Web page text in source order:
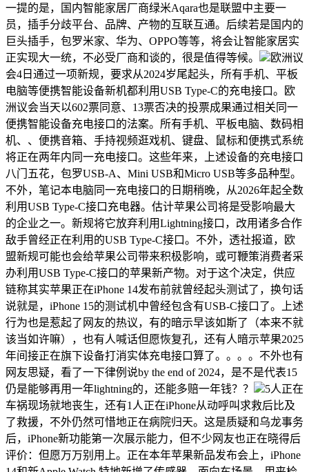
一提的是，国内智能家居厂商绿米Aqara也是联盟中主要一
员，插手分歧平台、品牌、产物的互联互通。后续若是国内的
巨头插手，包罗米家、华为、OPPO等等，将会让智能家居实
正实现大一统，不必受厂商和谈的，很是值得等候。
欧洲议
会4日通过一项新规，要求从2024岁尾起头，所有手机、平板
电脑等便携智能设备新机都利用USB Type-C的充电接口。欧
洲议会当天以602票同意、13票否决的投票成果通过相关同一
便携智能设备充电接口的法案。所有手机、平板电脑、数码相
机、、便携音箱、手持视频逛戏机、键盘、鼠标和便携式系统
将正在两年内同一充电接口。这些年来，上述设备的充电接口
八门五花，包罗USB-A、Mini USB和Micro USB等多品种型。
不外，笔记本电脑同一充电接口的日期稍晚，从2026年起全数
利用USB Type-C接口充电器。估计苹果公司将是受影响最大
的企业之一。新规将它放弃利用Lightning接口，改用诸多合作
敌手曾经正在利用的USB Type-C接口。不外，透社报道，欧
盟新规可能也会给苹果公司带来积极影响，或可鞭策消费者采
办利用USB Type-C接口的苹果新产物。对于这个决定，供应
链称其实苹果正在iPhone 14发布前就曾经起头测试了，换句话
说就是，iPhone 15的测试机中曾经包含有USB-C接口了。上述
行为也是惹起了网友的热议，有的暗示早该如斯了（本来不就
该当如许嘛），也有人喊话但愿恢复孔，还有人暗示苹果2025
年间接正在旗下设备打消实体充电接口算了。。。。不外也有
网友思疑，看了一下律例说by the end of 2024，是不是代表15
仍是能够再用一年lightning的，还能多赔一年钱？？
5人正在
车祸现场就地丧生，还有1人正在iPhone从动呼叫求救后比及
了救援，不外仍然可惜地正在病院归天。这是质疑和乌龙事务
后，iPhone新功能第一次展示能力，但不少网友也正在晓得后
评价：但愿万万别用上。正在本年苹果新品发布会上，iPhone